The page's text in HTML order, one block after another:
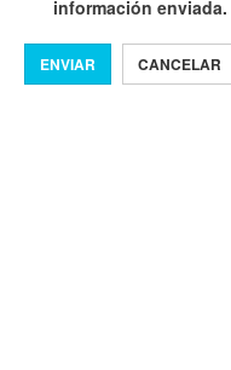
información enviada.
ENVIAR CANCELAR